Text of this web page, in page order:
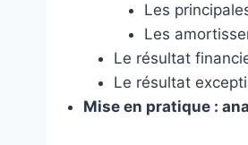
Les
Les
Le résultat
Le résultat
Mise en pratique :